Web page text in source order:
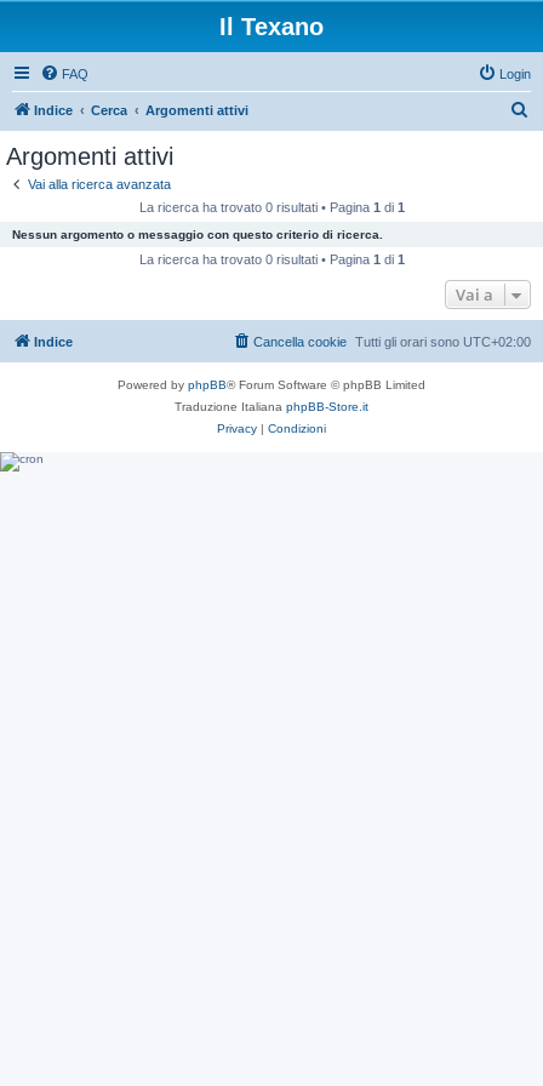
Il Texano
FAQ Login
Indice Cerca Argomenti attivi
Argomenti attivi
Vai alla ricerca avanzata
La ricerca ha trovato 0 risultati • Pagina 1 di 1
Nessun argomento o messaggio con questo criterio di ricerca.
La ricerca ha trovato 0 risultati • Pagina 1 di 1
Vai a
Indice Tutti gli orari sono UTC+02:00
Cancella cookie
Powered by phpBB® Forum Software © phpBB Limited
Traduzione Italiana phpBB-Store.it
Privacy | Condizioni